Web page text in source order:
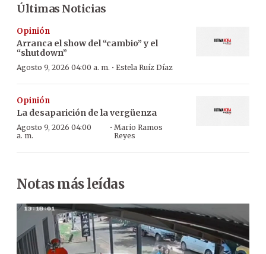
Últimas Noticias
Opinión
Arranca el show del “cambio” y el
“shutdown”
Agosto 9, 2026 04:00 a. m. · Estela Ruíz Díaz
Opinión
La desaparición de la vergüenza
Agosto 9, 2026 04:00
a. m.
· Mario Ramos
Reyes
Notas más leídas